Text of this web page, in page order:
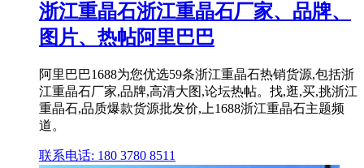
浙江重晶石浙江重晶石厂家、品牌、
图片、热帖阿里巴巴
阿里巴巴1688为您优选59条浙江重晶石热销货源,包括浙
江重晶石厂家,品牌,高清大图,论坛热帖。找,逛,买,挑浙江
重晶石,品质爆款货源批发价,上1688浙江重晶石主题频
道。
联系电话: 180 3780 8511